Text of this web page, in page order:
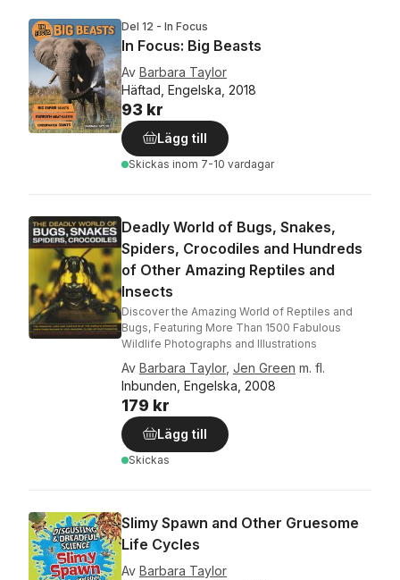
Del 12 - In Focus
In Focus: Big Beasts
Av Barbara Taylor
Häftad, Engelska, 2018
93 kr
Lägg till
Skickas inom 7-10 vardagar
Deadly World of Bugs, Snakes,
Spiders, Crocodiles and Hundreds
of Other Amazing Reptiles and
Insects
Discover the Amazing World of Reptiles and
Bugs, Featuring More Than 1500 Fabulous
Wildlife Photographs and Illustrations
Av Barbara Taylor, Jen Green m. fl.
Inbunden, Engelska, 2008
179 kr
Lägg till
Skickas
Slimy Spawn and Other Gruesome
Life Cycles
Av Barbara Taylor